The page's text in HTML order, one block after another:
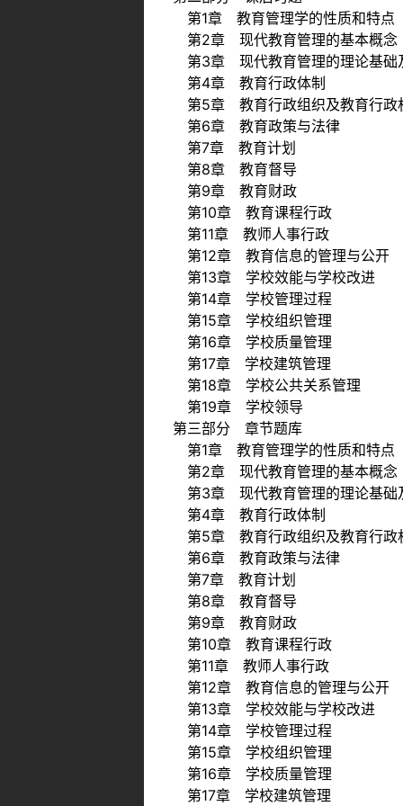
第1章 教育管理学的性质和特点
第2章 现代教育管理的基本概念
第3章 现代教育管理的理论基础
第4章 教育行政体制
第5章 教育行政组织及教育行政
第6章 教育政策与法律
第7章 教育计划
第8章 教育督导
第9章 教育财政
第10章 教育课程行政
第11章 教师人事行政
第12章 教育信息的管理与公开
第13章 学校效能与学校改进
第14章 学校管理过程
第15章 学校组织管理
第16章 学校质量管理
第17章 学校建筑管理
第18章 学校公共关系管理
第19章 学校领导
第三部分 章节题库
第1章 教育管理学的性质和特点
第2章 现代教育管理的基本概念
第3章 现代教育管理的理论基础
第4章 教育行政体制
第5章 教育行政组织及教育行政
第6章 教育政策与法律
第7章 教育计划
第8章 教育督导
第9章 教育财政
第10章 教育课程行政
第11章 教师人事行政
第12章 教育信息的管理与公开
第13章 学校效能与学校改进
第14章 学校管理过程
第15章 学校组织管理
第16章 学校质量管理
第17章 学校建筑管理